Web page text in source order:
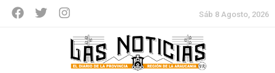
Sáb 8 Agosto, 2026